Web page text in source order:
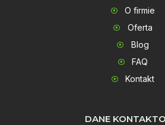
O firmie
Oferta
Blog
FAQ
Kontakt
DANE